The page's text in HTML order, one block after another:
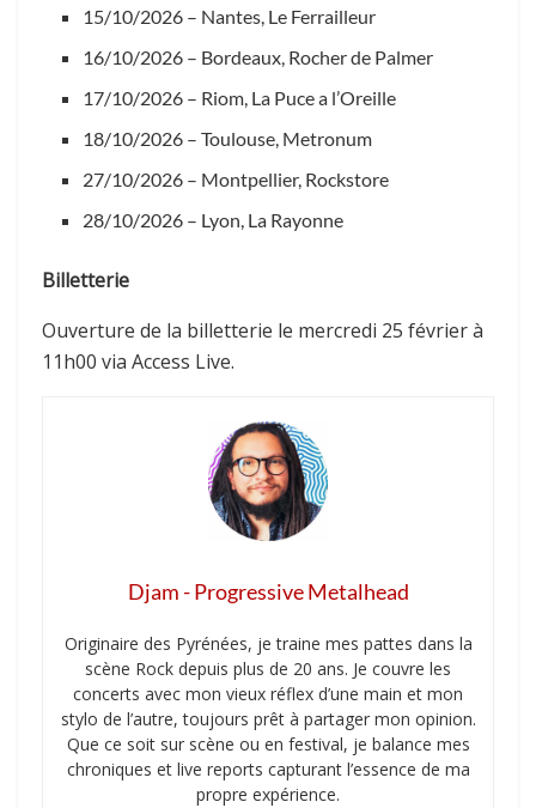
15/10/2026 – Nantes, Le Ferrailleur
16/10/2026 – Bordeaux, Rocher de Palmer
17/10/2026 – Riom, La Puce a l’Oreille
18/10/2026 – Toulouse, Metronum
27/10/2026 – Montpellier, Rockstore
28/10/2026 – Lyon, La Rayonne
Billetterie
Ouverture de la billetterie le mercredi 25 février à
11h00 via Access Live.
Djam - Progressive Metalhead
Originaire des Pyrénées, je traine mes pattes dans la
scène Rock depuis plus de 20 ans. Je couvre les
concerts avec mon vieux réflex d’une main et mon
stylo de l’autre, toujours prêt à partager mon opinion.
Que ce soit sur scène ou en festival, je balance mes
chroniques et live reports capturant l’essence de ma
propre expérience.